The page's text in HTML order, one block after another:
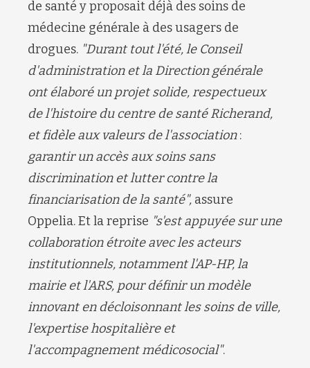
de santé y proposait déjà des soins de
médecine générale à desusagers de
drogues. "Durant tout l'été, le Conseil
d'administration et la Direction générale
ont élaboré un projet solide, respectueux
de l'histoire ducentre de santéRicherand,
et fidèle aux valeurs de l'association :
garantir un accès aux soins sans
discrimination et lutter contre la
financiarisation de la santé", assure
Oppelia.Et lareprise "s'est appuyée sur une
collaboration étroite avec les acteurs
institutionnels, notamment l'AP-HP, la
mairie et l'ARS, pour définir un modèle
innovant en décloisonnant les soins de ville,
l'expertise hospitalière et
l'accompagnement médicosocial".